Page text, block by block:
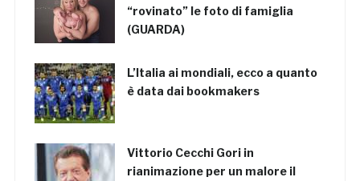
“rovinato” le foto di famiglia
(GUARDA)
L’Italia ai mondiali, ecco a quanto
è data dai bookmakers
Vittorio Cecchi Gori in
rianimazione per un malore il